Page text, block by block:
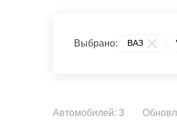
Выбрано: ВАЗ
Автомобилей: 3